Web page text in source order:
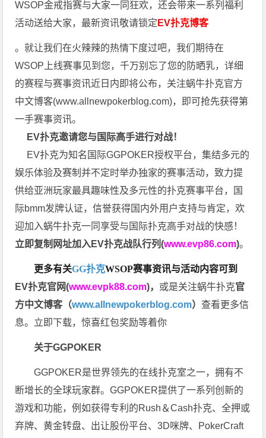
WSOP金戒指赛与大家一同狂欢，还会带来一系列福利
活动送给大家，最新资讯敬请锁定 EV扑克博客
。就让我们在火辣辣的热情下度过吧，我们期待在
WSOP上线赛事见到您，千万别忘了您的防晒乳，详细
的赛程与赛事资讯近日内即将公布，关注蜗牛扑克官方
中文博客(www.allnewpokerblog.com)，即可抢先获得第
一手赛事资讯。
EV扑克邀请您与国际高手进行对战！
EV扑克为知名国际GGPOKER授权平台，集结多元的
娱乐体验及赛制并不定时举办独家的赛事活动，致力提
供给亚洲玩家最具趣味性及多元性的扑克赛事平台，国
际bmm发牌认证，信誉获得国内外用户支持与肯定，欢
迎加入蜗牛扑克一同享受与国际扑克高手对战的快感！
立即复制网址加入EV扑克战队行列(www.evp86.com)。
更多有关GG扑克WSOP赛事资讯与活动内容可到
EV扑克官网(www.evpk88.com)， 或是关注蜗牛扑克官
方中文博客（www.allnewpokerblog.com）查看更多信
息。立即下载，惊喜红包奖励等着你
关于GGPOKER
GGPOKER是世界领先的在线扑克室之一，拥有不
断增长的全球玩家群。GGPOKER提供了一系列创新的
游戏和功能，例如获得专利的Rush＆Cash扑克、全押或
弃牌、黄金转盘、出让股份平台、3D咪牌、PokerCraft